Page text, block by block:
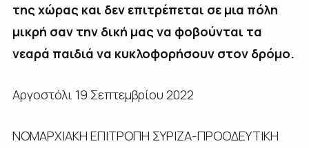
της χώρας και δεν επιτρέπεται σε μια πόλη
μικρή σαν την δική μας να φοβούνται τα
νεαρά παιδιά να κυκλοφορήσουν στον δρόμο.
Αργοστόλι 19 Σεπτεμβρίου 2022
ΝΟΜΑΡΧΙΑΚΗ ΕΠΙΤΡΟΠΗ ΣΥΡΙΖΑ-ΠΡΟΟΔΕΥΤΙΚΗ